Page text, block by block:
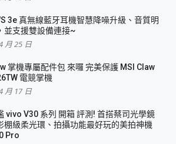
3e 真無線藍牙耳機智慧降噪升級、音質明
並支援雙設備連接~
月 25 日
掌機專屬配件包 來囉 完美保護 MSI Claw
電競掌機
月 17 日
vivo V30 系列 開箱 評測! 首搭蔡司光學鏡
棚級柔光環、拍攝功能最好玩的美拍神機
Pro